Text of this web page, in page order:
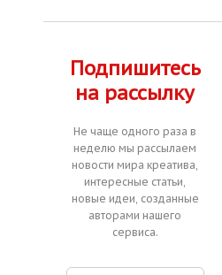
Подпишитесь
на рассылку
Не чаще одного раза в
неделю мы рассылаем
новости мира креатива,
интересные статьи,
новые идеи, созданные
авторами нашего
сервиса.